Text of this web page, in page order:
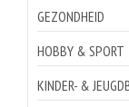
GEZONDHEID
HOBBY & SPORT
KINDER- &